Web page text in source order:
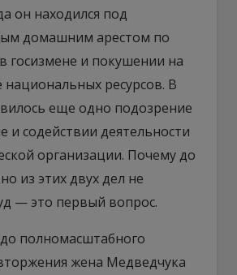
он находился под
домашним арестом по
госизмене и покушении на
национальных ресурсов. В
еще одно подозрение
и содействии деятельности
организации. Почему до
из этих двух дел не
— это первый вопрос.
полномасштабного
жена Медведчука